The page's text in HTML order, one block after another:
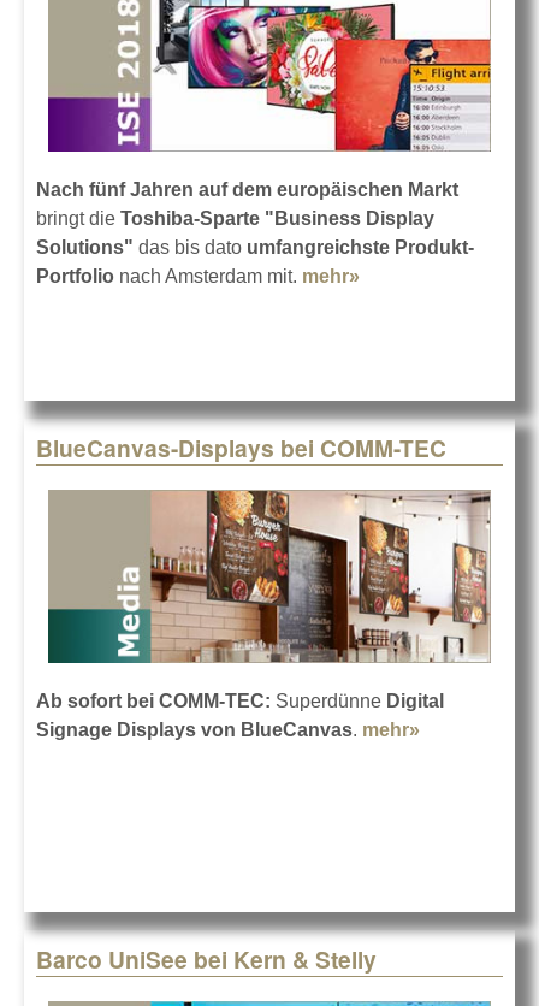
Nach fünf Jahren auf dem europäischen Markt
bringt die Toshiba-Sparte "Business Display
Solutions" das bis dato umfangreichste Produkt-
Portfolio nach Amsterdam mit. mehr»
BlueCanvas-Displays bei COMM-TEC
Ab sofort bei COMM-TEC: Superdünne Digital
Signage Displays von BlueCanvas. mehr»
Barco UniSee bei Kern & Stelly